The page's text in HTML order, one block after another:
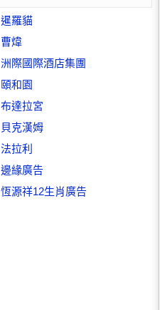
暹羅貓
曹煒
洲際國際酒店集團
頤和園
布達拉宮
貝克漢姆
法拉利
邊緣廣告
恆源祥12生肖廣告